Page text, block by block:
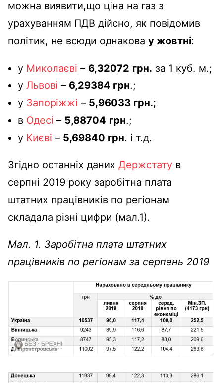
можна виявити,що ціна на газ з
урахуванням ПДВ дійсно, як повідомив
політик, не всюди однакова у жовтні:
у Миколаєві – 6,32072 грн. за 1 куб. м.;
у Львові – 6,29384 грн.;
у Запоріжжі – 5,96033 грн.;
в Одесі – 5,88704 грн.;
у Києві – 5,69840 грн. і т.д.
Згідно останніх даних Держстату в
серпні 2019 року заробітна плата
штатних працівників по регіонам
складала різні цифри (мал.1).
Мал. 1. Заробітна плата штатних
працівників по регіонам за серпень 2019